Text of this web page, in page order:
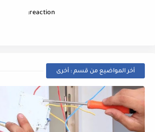
reaction:
أخر المواضيع من قسم : أخرى